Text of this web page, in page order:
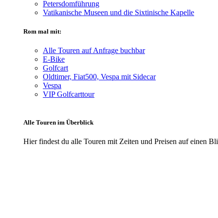
Petersdomführung
Vatikanische Museen und die Sixtinische Kapelle
Rom mal mit:
Alle Touren auf Anfrage buchbar
E-Bike
Golfcart
Oldtimer, Fiat500, Vespa mit Sidecar
Vespa
VIP Golfcarttour
Alle Touren im Überblick
Hier findest du alle Touren mit Zeiten und Preisen auf einen